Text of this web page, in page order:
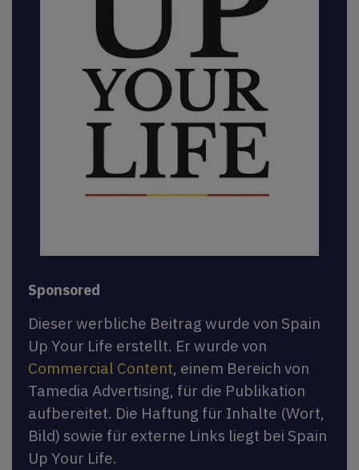
Sponsored
Dieser werbliche Beitrag wurde von Spain
Up Your Life erstellt. Er wurde von
Commercial Content, einem Bereich von
Tamedia Advertising, für die Publikation
aufbereitet. Die Haftung für Inhalte (Wort,
Bild) sowie für externe Links liegt bei Spain
Up Your Life.